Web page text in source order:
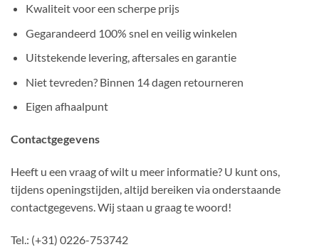
Kwaliteit voor een scherpe prijs
Gegarandeerd 100% snel en veilig winkelen
Uitstekende levering, aftersales en garantie
Niet tevreden? Binnen 14 dagen retourneren
Eigen afhaalpunt
Contactgegevens
Heeft u een vraag of wilt u meer informatie? U kunt ons,
tijdens openingstijden, altijd bereiken via onderstaande
contactgegevens. Wij staan u graag te woord!
Tel.: (+31) 0226-753742